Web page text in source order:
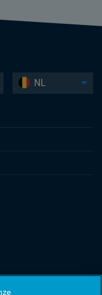
NL
B 110242 and/or